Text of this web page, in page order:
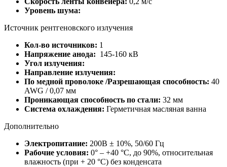
Уровень шума:
Источник рентгеновского излучения
Кол-во источников: 1
Напряжение анода: 145-160 кВ
Угол излучения:
Направление излучения:
По медной проволоке /Разрешающая способность: 40
AWG / 0,07 мм
Проникающая способность по стали: 32 мм
Система охлаждения: Герметичная масляная ванна
Дополнительно
Электропитание: 200В ± 10%, 50/60 Гц
Рабочие условия: 0° – +40 °С, до 90%, относительная
влажность (при + 20 °С) без конденсата